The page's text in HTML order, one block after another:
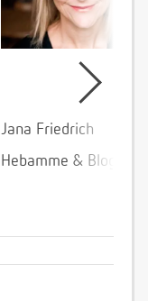
Jana Friedrich
Hebamme &